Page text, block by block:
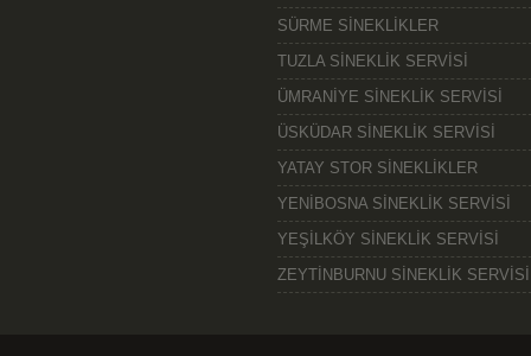
SÜRME SİNEKLİKLER
TUZLA SİNEKLİK SERVİSİ
ÜMRANİYE SİNEKLİK SERVİSİ
ÜSKÜDAR SİNEKLİK SERVİSİ
YATAY STOR SİNEKLİKLER
YENİBOSNA SİNEKLİK SERVİSİ
YEŞİLKÖY SİNEKLİK SERVİSİ
ZEYTİNBURNU SİNEKLİK SERVİSİ